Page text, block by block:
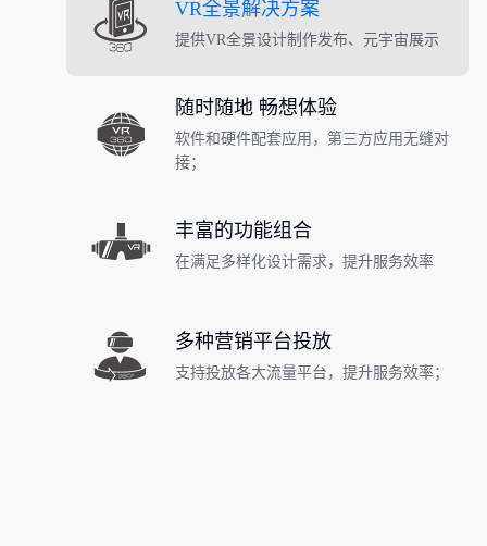
VR全景解决方案
提供VR全景设计制作发布、元宇宙展示
随时随地 畅想体验
软件和硬件配套应用，第三方应用无缝对
接；
丰富的功能组合
在满足多样化设计需求，提升服务效率
多种营销平台投放
支持投放各大流量平台，提升服务效率；